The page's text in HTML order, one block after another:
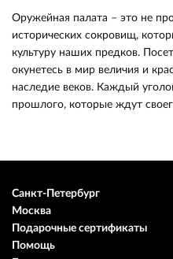
Оружейная палата – это не
исторических сокровищ,
культуру наших предков.
окунетесь в мир величия и
наследие веков. Каждый
прошлого, которые ждут
Санкт-Петербург
Москва
Подарочные сертификаты
Помощь